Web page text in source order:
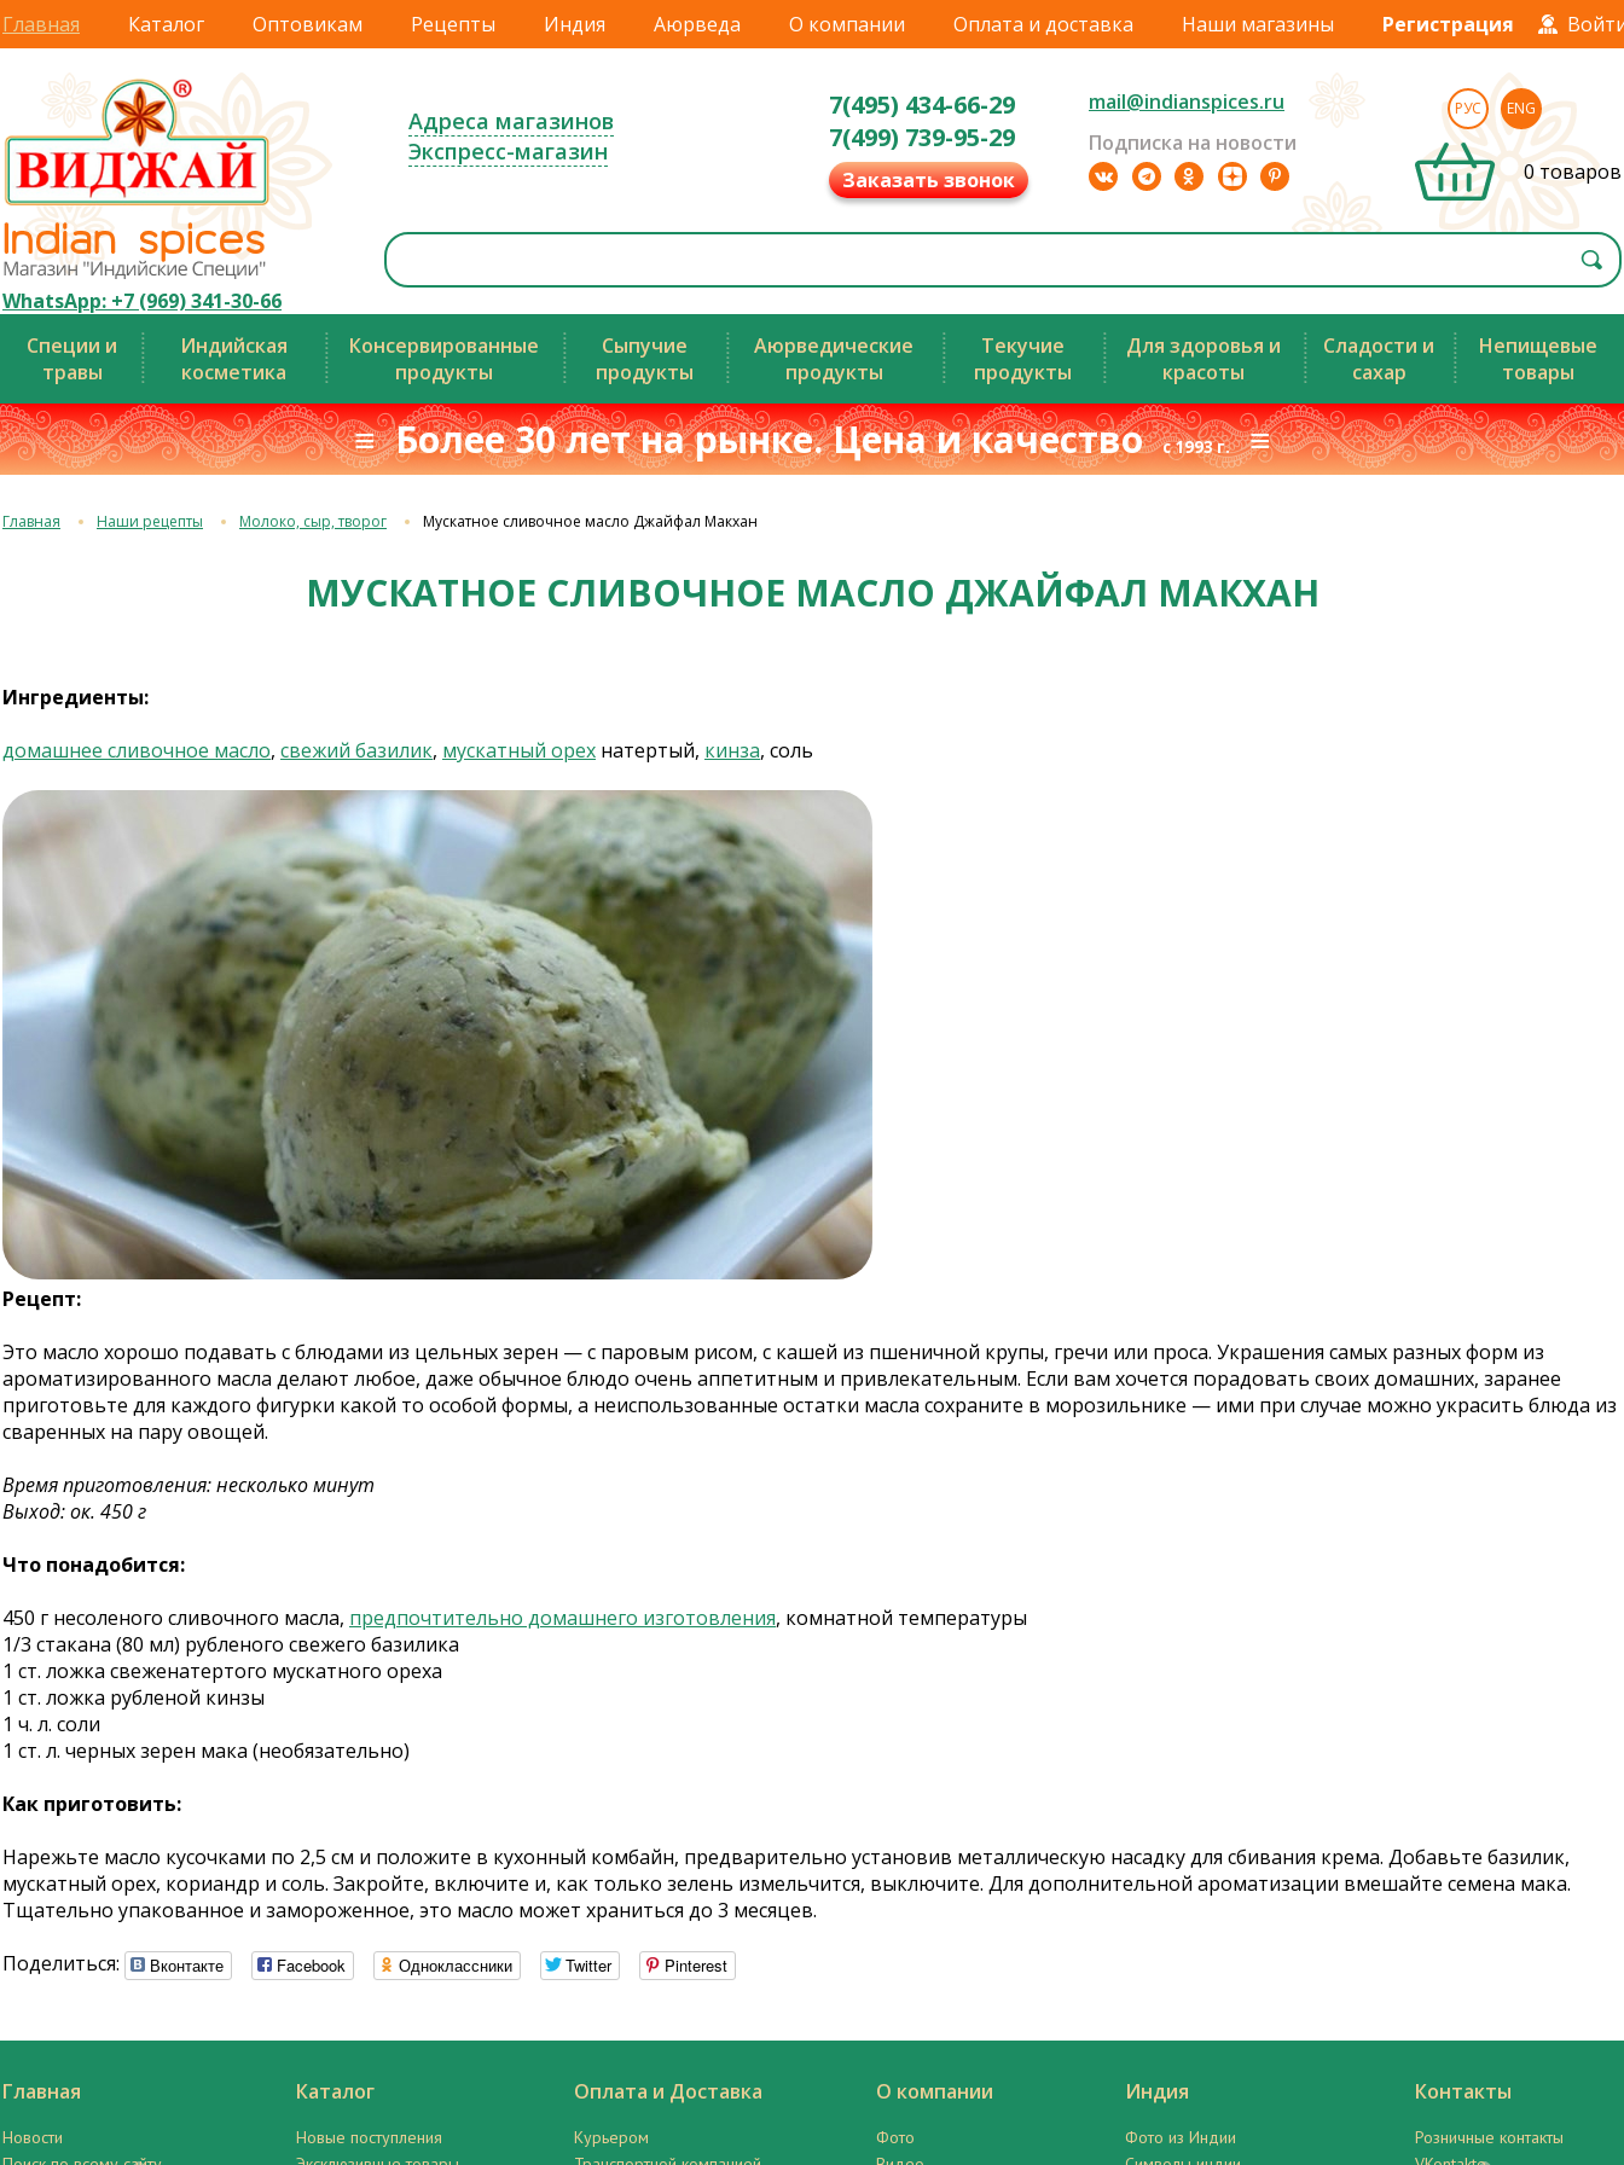
Главная Каталог Оптовикам Рецепты Индия Аюрведа О компании Оплата и доставка Наши магазины Регистрация
WhatsApp: +7 (969) 341-30-66
Адреса магазинов
Экспресс-магазин
7(495) 434-66-29
7(499) 739-95-29
Заказать звонок
mail@indianspices.ru
Подписка на новости
РУС ENG
0 товаров
Специи и
травы
Индийская
косметика
Консервированные
продукты
Сыпучие
продукты
Аюрведические
продукты
Текучие
продукты
Для здоровья и
красоты
Сладости и
сахар
Непищевые
товары
≡ Более 30 лет на рынке. Цена и качествос 1993 г.≡
Главная Наши рецепты Молоко, сыр, творог Мускатное сливочное масло Джайфал Макхан
МУСКАТНОЕ СЛИВОЧНОЕ МАСЛО ДЖАЙФАЛ МАКХАН
Ингредиенты:
домашнее сливочное масло, свежий базилик, мускатный орех натертый, кинза, соль
Рецепт:
Это масло хорошо подавать с блюдами из цельных зерен — с паровым рисом, с кашей из пшеничной крупы, гречи или проса. Украшения самых разных форм из
ароматизированного масла делают любое, даже обычное блюдо очень аппетитным и привлекательным. Если вам хочется порадовать своих домашних, заранее
приготовьте для каждого фигурки какой то особой формы, а неиспользованные остатки масла сохраните в морозильнике — ими при случае можно украсить блюда из
сваренных на пару овощей.
Время приготовления: несколько минут
Выход: ок. 450 г
Что понадобится:
450 г несоленого сливочного масла, предпочтительно домашнего изготовления, комнатной температуры
1/3 стакана (80 мл) рубленого свежего базилика
1 ст. ложка свеженатертого мускатного ореха
1 ст. ложка рубленой кинзы
1 ч. л. соли
1 ст. л. черных зерен мака (необязательно)
Как приготовить:
Нарежьте масло кусочками по 2,5 см и положите в кухонный комбайн, предварительно установив металлическую насадку для сбивания крема. Добавьте базилик,
мускатный орех, кориандр и соль. Закройте, включите и, как только зелень измельчится, выключите. Для дополнительной ароматизации вмешайте семена мака.
Тщательно упакованное и замороженное, это масло может храниться до 3 месяцев.
Поделиться:
Вконтакте Facebook Одноклассники Twitter Pinterest
Главная
Новости
Каталог
Новые поступления
Оплата и Доставка
Курьером
О компании
Фото
Индия
Фото из Индии
Контакты
Розничные контакты